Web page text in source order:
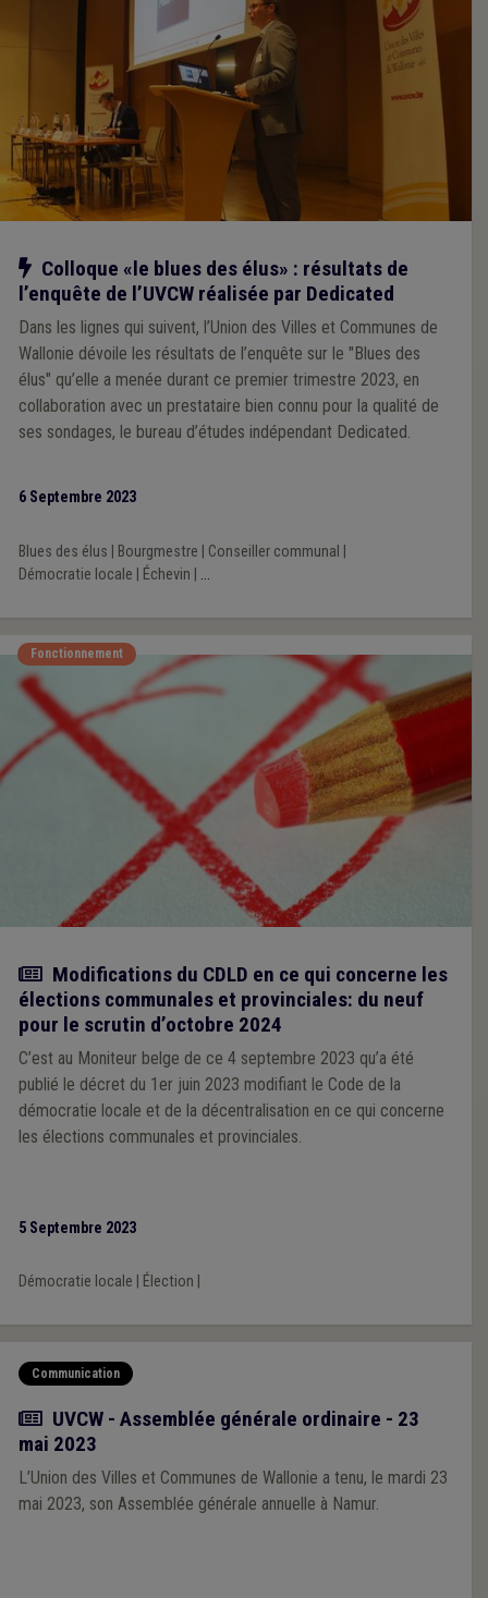
Notre action
Colloque «le blues des élus» : résultats de
l’enquête de l’UVCW réalisée par Dedicated
Dans les lignes qui suivent, l’Union des Villes et Communes de
Wallonie dévoile les résultats de l’enquête sur le "Blues des
élus" qu’elle a menée durant ce premier trimestre 2023, en
collaboration avec un prestataire bien connu pour la qualité de
ses sondages, le bureau d’études indépendant Dedicated.
6 Septembre 2023
Blues des élus Bourgmestre Conseiller communal
Démocratie locale
Échevin ...
Fonctionnement
Actualité
Modifications du CDLD en ce qui concerne les
élections communales et provinciales: du neuf
pour le scrutin d’octobre 2024
C’est au Moniteur belge de ce 4 septembre 2023 qu’a été
publié le décret du 1er juin 2023 modifiant le Code de la
démocratie locale et de la décentralisation en ce qui concerne
les élections communales et provinciales.
5 Septembre 2023
Démocratie locale Élection
Communication
Article
UVCW - Assemblée générale ordinaire - 23
mai 2023
L’Union des Villes et Communes de Wallonie a tenu, le mardi 23
mai 2023, son Assemblée générale annuelle à Namur.